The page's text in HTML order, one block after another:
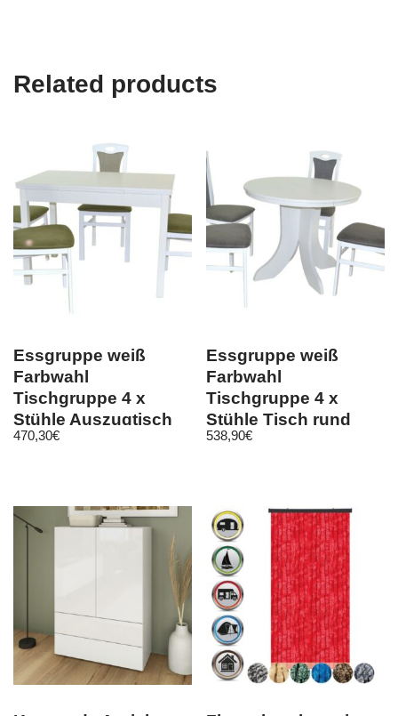
Related products
Essgruppe weiß
Farbwahl
Tischgruppe 4 x
Stühle Auszugtisch
Esszimmergarnitur
470,30€
Essgruppe weiß
Farbwahl
Tischgruppe 4 x
Stühle Tisch rund
Esszimmergarnitur
538,90€